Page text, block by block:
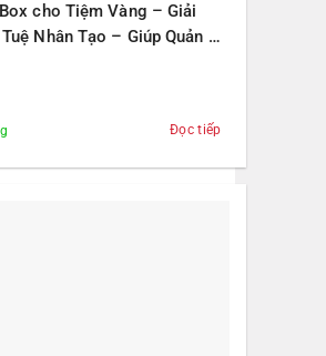
cho Tiệm Vàng – Giải
Nhân Tạo – Giúp Quản lý
Đọc tiếp